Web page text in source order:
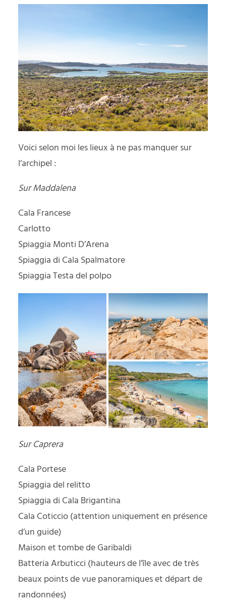
Voici selon moi les lieux à ne pas manquer sur
l’archipel :
Sur Maddalena
Cala Francese
Carlotto
Spiaggia Monti D’Arena
Spiaggia di Cala Spalmatore
Spiaggia Testa del polpo
Sur Caprera
Cala Portese
Spiaggia del relitto
Spiaggia di Cala Brigantina
Cala Coticcio (attention uniquement en présence
d’un guide)
Maison et tombe de Garibaldi
Batteria Arbuticci (hauteurs de l’île avec de très
beaux points de vue panoramiques et départ de
randonnées)